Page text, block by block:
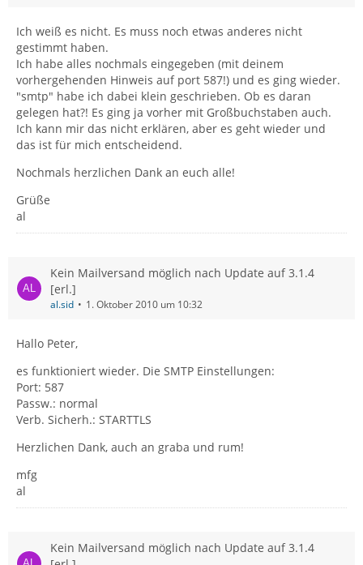
Ich weiß es nicht. Es muss noch etwas anderes nicht
gestimmt haben.
Ich habe alles nochmals eingegeben (mit deinem
vorhergehenden Hinweis auf port 587!) und es ging wieder.
"smtp" habe ich dabei klein geschrieben. Ob es daran
gelegen hat?! Es ging ja vorher mit Großbuchstaben auch.
Ich kann mir das nicht erklären, aber es geht wieder und
das ist für mich entscheidend.
Nochmals herzlichen Dank an euch alle!
Grüße
al
Kein Mailversand möglich nach Update auf 3.1.4
[erl.]
al.sid 1. Oktober 2010 um 10:32
Hallo Peter,
es funktioniert wieder. Die SMTP Einstellungen:
Port: 587
Passw.: normal
Verb. Sicherh.: STARTTLS
Herzlichen Dank, auch an graba und rum!
mfg
al
Kein Mailversand möglich nach Update auf 3.1.4